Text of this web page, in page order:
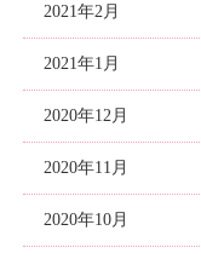
2021年2月
2021年1月
2020年12月
2020年11月
2020年10月